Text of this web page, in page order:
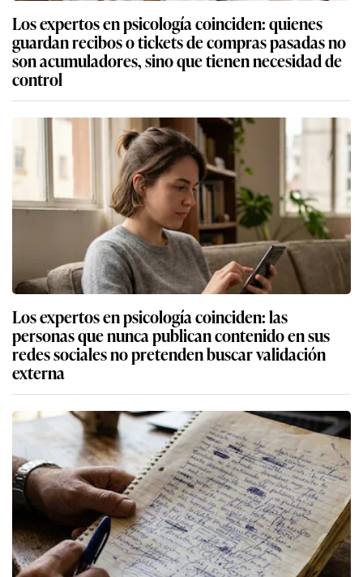
Los expertos en psicología coinciden: quienes
guardan recibos o tickets de compras pasadas no
son acumuladores, sino que tienen necesidad de
control
Los expertos en psicología coinciden: las
personas que nunca publican contenido en sus
redes sociales no pretenden buscar validación
externa